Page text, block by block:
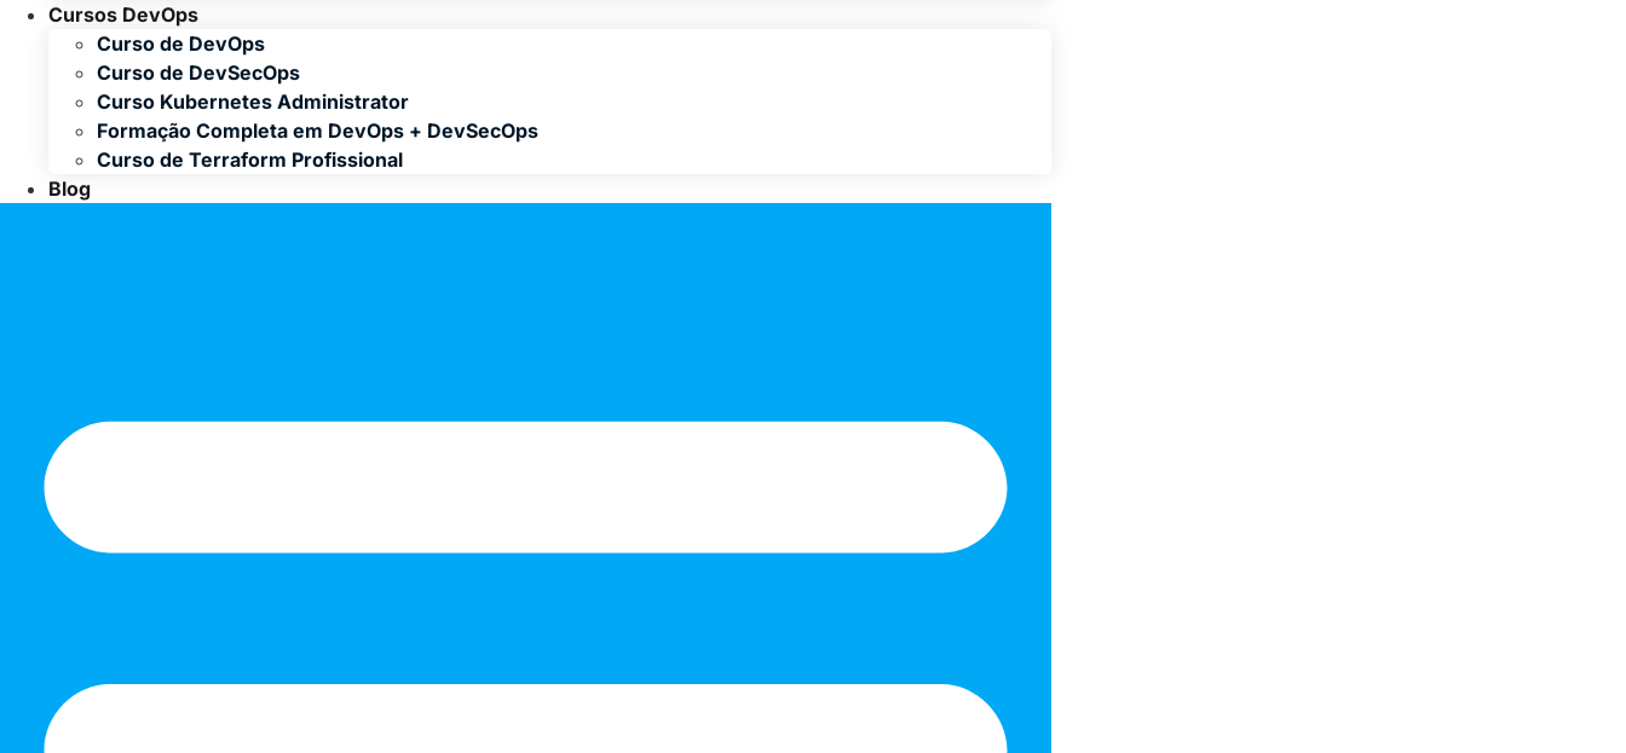
Cursos DevOps
Curso de DevOps
Curso de DevSecOps
Curso Kubernetes Administrator
Formação Completa em DevOps + DevSecOps
Curso de Terraform Profissional
Blog